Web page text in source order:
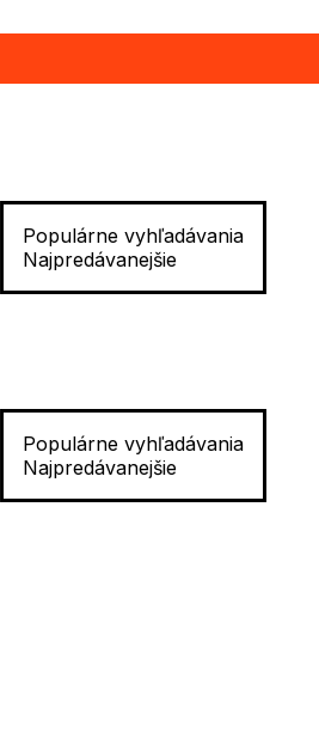
Populárne vyhľadávania
Najpredávanejšie
Populárne vyhľadávania
Najpredávanejšie